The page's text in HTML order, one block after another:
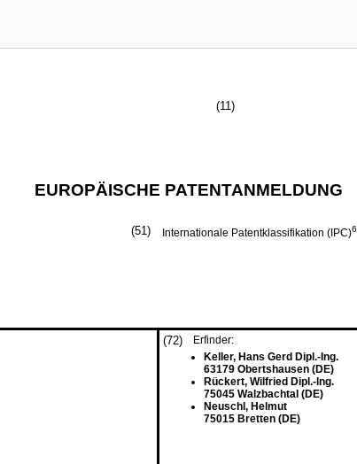
(11)
EUROPÄISCHE PATENTANMELDUNG
(51) Internationale Patentklassifikation (IPC)6
(72)
Erfinder:
Keller, Hans Gerd Dipl.-Ing.
63179 Obertshausen (DE)
Rückert, Wilfried Dipl.-Ing.
75045 Walzbachtal (DE)
Neuschl, Helmut
75015 Bretten (DE)